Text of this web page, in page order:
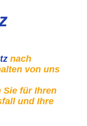
nach
von uns
Sie für Ihren
und Ihre